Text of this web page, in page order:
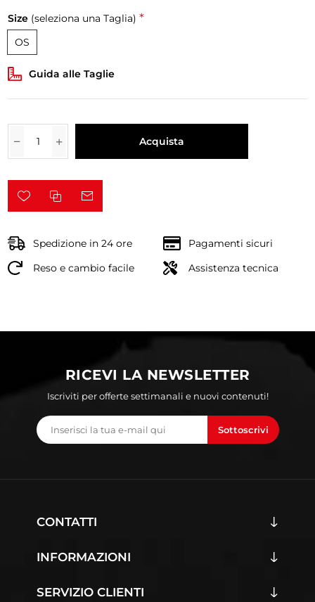
Size (seleziona una Taglia) *
OS
Guida alle Taglie
Acquista
Spedizione in 24 ore
Pagamenti sicuri
Reso e cambio facile
Assistenza tecnica
RICEVI LA NEWSLETTER
Iscriviti per offerte settimanali e nuovi contenuti!
Sottoscrivi
CONTATTI
INFORMAZIONI
SERVIZIO CLIENTI